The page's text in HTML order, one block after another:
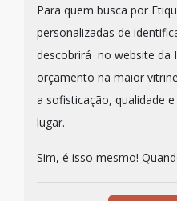
Para quem busca por
personalizadas de
descobrirá no website da
orçamento na maior
a sofisticação, qualidade
lugar.
Sim, é isso mesmo!